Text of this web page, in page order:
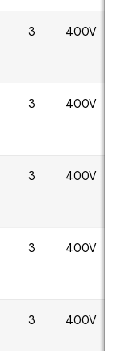
3 400V
3 400V
3 400V
3 400V
3 400V